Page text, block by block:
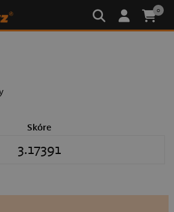
0
Skóre
3.17391